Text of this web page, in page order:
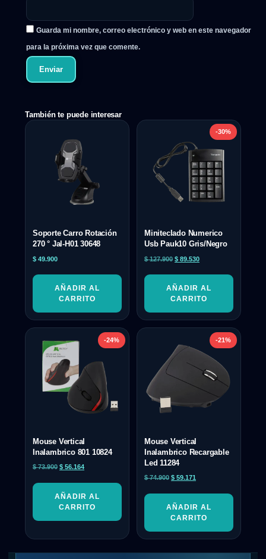
Guarda mi nombre, correo electrónico y web en este navegador
para la próxima vez que comente.
También te puede interesar
Soporte Carro Rotación
270 ° Jal-H01 30648
$ 49.900
AÑADIR AL
CARRITO
-30%
Miniteclado Numerico
Usb Pauk10 Gris/Negro
$127.900 $ 89.530
AÑADIR AL
CARRITO
-24%
Mouse Vertical
Inalambrico 801 10824
$73.900 $ 56.164
AÑADIR AL
CARRITO
-21%
Mouse Vertical
Inalambrico Recargable
Led 11284
$74.900 $ 59.171
AÑADIR AL
CARRITO